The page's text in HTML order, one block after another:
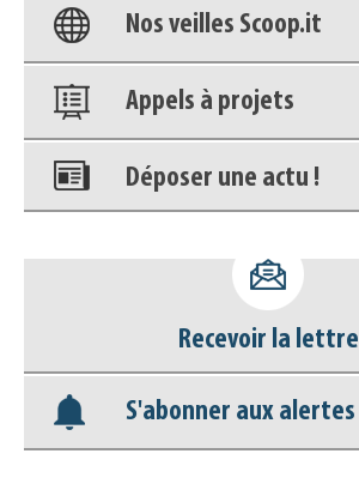
Nos veilles Scoop.it
Appels à projets
Déposer une actu !
déconnecter)
Base documentaire
Nos veilles Scoop.it
Recevoir la lettre
S'abonner aux alertes